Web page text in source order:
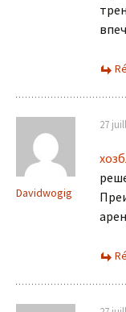
Davidwogig
27